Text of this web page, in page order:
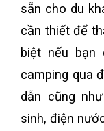
sẵn cho du
cần thiết để
biệt nếu bạn
camping qua
dẫn cũng
sinh, điện